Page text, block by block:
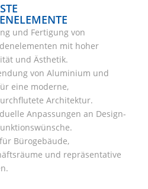
und Fertigung von
mit hoher
und Ästhetik.
von Aluminium und
eine moderne,
Architektur.
Anpassungen an Design-
Bürogebäude,
und repräsentative